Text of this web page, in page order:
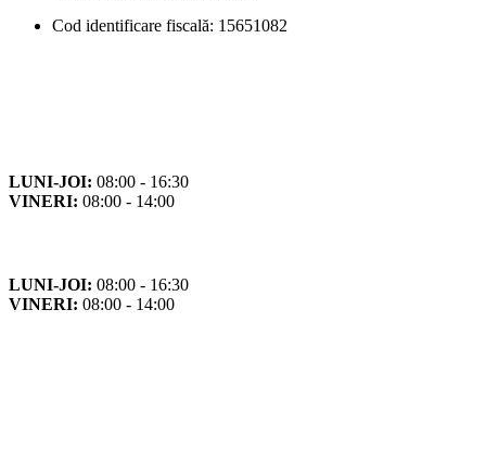
Cod identificare fiscală: 15651082
LUNI-JOI: 08:00 - 16:30
VINERI: 08:00 - 14:00
LUNI-JOI: 08:00 - 16:30
VINERI: 08:00 - 14:00